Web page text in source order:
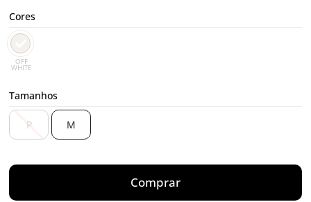
Cores
OFF
WHITE
Tamanhos
P M
Comprar